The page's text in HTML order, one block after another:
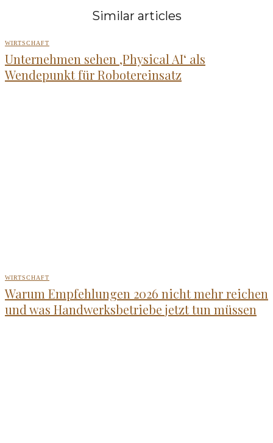
Similar articles
WIRTSCHAFT
Unternehmen sehen ‚Physical AI‘ als
Wendepunkt für Robotereinsatz
WIRTSCHAFT
Warum Empfehlungen 2026 nicht mehr reichen
und was Handwerksbetriebe jetzt tun müssen